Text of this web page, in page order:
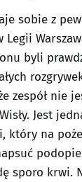
sobie z
Legii
byli
zespół nie
Jest
który na
sporo krwi.